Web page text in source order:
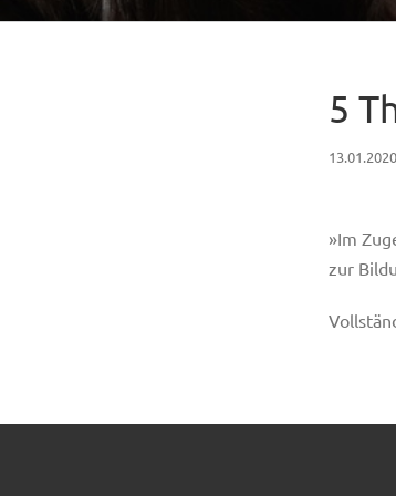
5
13.01.2020
»Im
zur